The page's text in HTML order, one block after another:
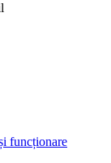
funcționare